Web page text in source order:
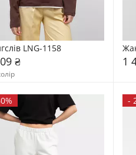
LNG-1158
₴ 1
-